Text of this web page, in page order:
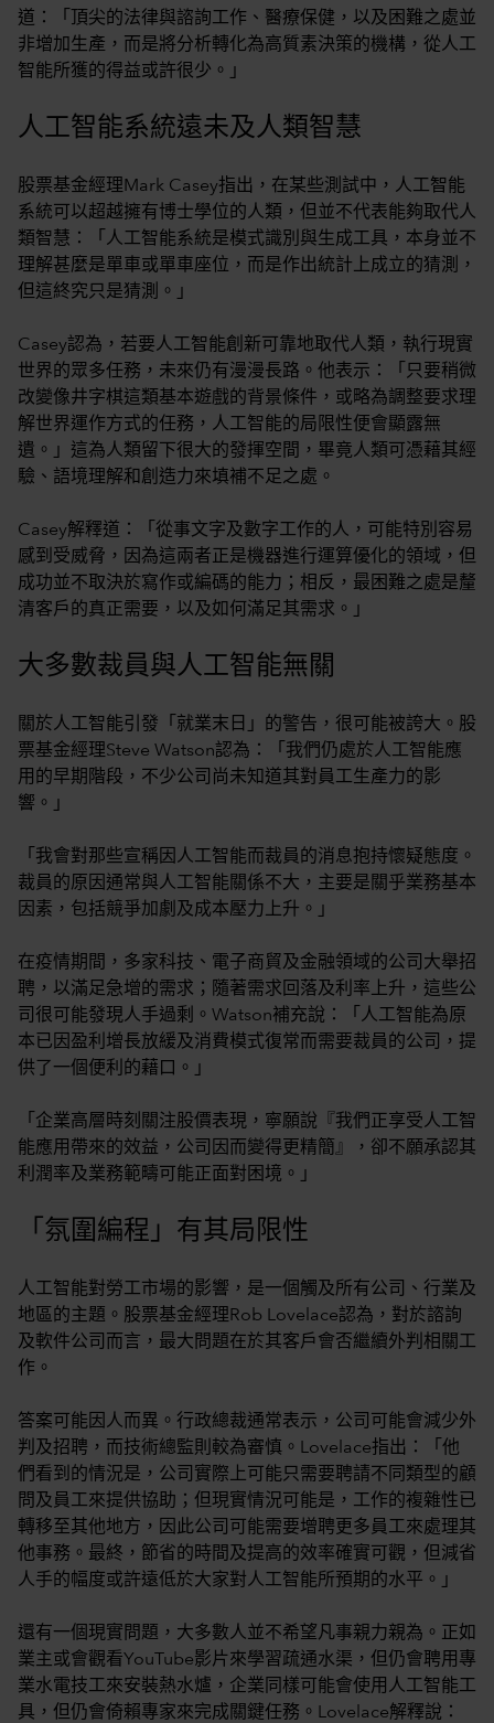
道：「頂尖的法律與諮詢工作、醫療保健，以及困難之處並
非增加生產，而是將分析轉化為高質素決策的機構，從人工
智能所獲的得益或許很少。」
人工智能系統遠未及人類智慧
股票基金經理Mark Casey指出，在某些測試中，人工智能
系統可以超越擁有博士學位的人類，但並不代表能夠取代人
類智慧：「人工智能系統是模式識別與生成工具，本身並不
理解甚麼是單車或單車座位，而是作出統計上成立的猜測，
但這終究只是猜測。」
Casey認為，若要人工智能創新可靠地取代人類，執行現實
世界的眾多任務，未來仍有漫漫長路。他表示：「只要稍微
改變像井字棋這類基本遊戲的背景條件，或略為調整要求理
解世界運作方式的任務，人工智能的局限性便會顯露無
遺。」這為人類留下很大的發揮空間，畢竟人類可憑藉其經
驗、語境理解和創造力來填補不足之處。
Casey解釋道：「從事文字及數字工作的人，可能特別容易
感到受威脅，因為這兩者正是機器進行運算優化的領域，但
成功並不取決於寫作或編碼的能力；相反，最困難之處是釐
清客戶的真正需要，以及如何滿足其需求。」
大多數裁員與人工智能無關
關於人工智能引發「就業末日」的警告，很可能被誇大。股
票基金經理Steve Watson認為：「我們仍處於人工智能應
用的早期階段，不少公司尚未知道其對員工生產力的影
響。」
「我會對那些宣稱因人工智能而裁員的消息抱持懷疑態度。
裁員的原因通常與人工智能關係不大，主要是關乎業務基本
因素，包括競爭加劇及成本壓力上升。」
在疫情期間，多家科技、電子商貿及金融領域的公司大舉招
聘，以滿足急增的需求；隨著需求回落及利率上升，這些公
司很可能發現人手過剩。Watson補充說：「人工智能為原
本已因盈利增長放緩及消費模式復常而需要裁員的公司，提
供了一個便利的藉口。」
「企業高層時刻關注股價表現，寧願說『我們正享受人工智
能應用帶來的效益，公司因而變得更精簡』，卻不願承認其
利潤率及業務範疇可能正面對困境。」
「氛圍編程」有其局限性
人工智能對勞工市場的影響，是一個觸及所有公司、行業及
地區的主題。股票基金經理Rob Lovelace認為，對於諮詢
及軟件公司而言，最大問題在於其客戶會否繼續外判相關工
作。
答案可能因人而異。行政總裁通常表示，公司可能會減少外
判及招聘，而技術總監則較為審慎。Lovelace指出：「他
們看到的情況是，公司實際上可能只需要聘請不同類型的顧
問及員工來提供協助；但現實情況可能是，工作的複雜性已
轉移至其他地方，因此公司可能需要增聘更多員工來處理其
他事務。最終，節省的時間及提高的效率確實可觀，但減省
人手的幅度或許遠低於大家對人工智能所預期的水平。」
還有一個現實問題，大多數人並不希望凡事親力親為。正如
業主或會觀看YouTube影片來學習疏通水渠，但仍會聘用專
業水電技工來安裝熱水爐，企業同樣可能會使用人工智能工
具，但仍會倚賴專家來完成關鍵任務。Lovelace解釋說：